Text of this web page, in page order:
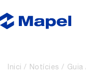
Inici Notícies Guia